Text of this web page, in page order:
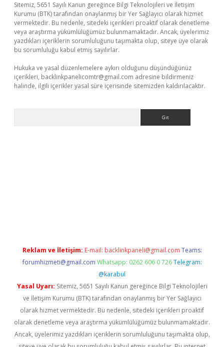
Sitemiz, 5651 Sayılı Kanun gereğince Bilgi Teknolojileri ve İletişim
Kurumu (BTK) tarafından onaylanmış bir Yer Sağlayıcı olarak hizmet
vermektedir. Bu nedenle, sitedeki içerikleri proaktif olarak denetleme
veya araştırma yükümlülüğümüz bulunmamaktadır. Ancak, üyelerimiz
yazdıkları içeriklerin sorumluluğunu taşımakta olup, siteye üye olarak
bu sorumluluğu kabul etmiş sayılırlar.
Hukuka ve yasal düzenlemelere aykırı olduğunu düşündüğünüz
içerikleri, backlinkpanelicomtr@gmail.com adresine bildirmeniz
halinde, ilgili içerikler yasal süre içerisinde sitemizden kaldırılacaktır.
Reklam ve İletişim: E-mail: backlinkpaneli@gmail.com Teams:
forumhizmeti@gmail.com Whatsapp: 0262 606 0 726 Telegram:
@karabul
Yasal Uyarı: Sitemiz, 5651 Sayılı Kanun gereğince Bilgi Teknolojileri
ve İletişim Kurumu (BTK) tarafından onaylanmış bir Yer Sağlayıcı
olarak hizmet vermektedir. Bu nedenle, sitedeki içerikleri proaktif
olarak denetleme veya araştırma yükümlülüğümüz bulunmamaktadır.
Ancak, üyelerimiz yazdıkları içeriklerin sorumluluğunu taşımakta olup,